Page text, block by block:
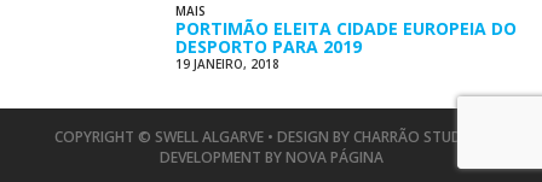
MAIS
PORTIMÃO ELEITA CIDADE EUROPEIA DO
DESPORTO PARA 2019
19 JANEIRO, 2018
COPYRIGHT © SWELL ALGARVE • DESIGN BY CHARRÃO STUDIO
DEVELOPMENT BY NOVA PÁGINA